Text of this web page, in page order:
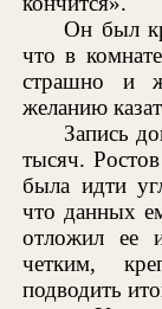
Он был
что в
страшно и
желанию
Запись
тысяч.
была идти
что данных
отложил ее
четким,
подводить